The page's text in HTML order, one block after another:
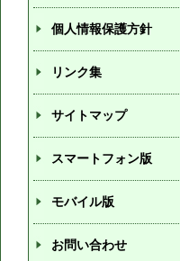
個人情報保護方針
リンク集
サイトマップ
スマートフォン版
モバイル版
お問い合わせ